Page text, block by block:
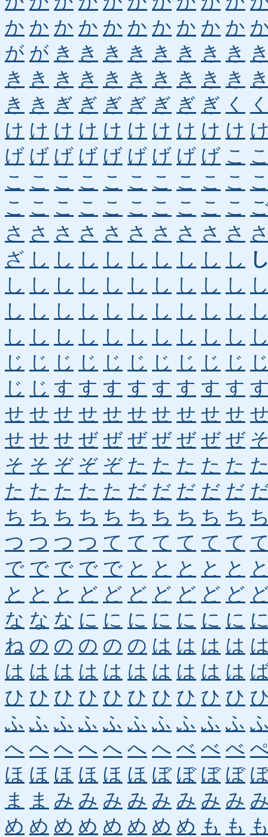
か か か か か か か か か か
が が き き き き き き き き
き き き き き き き き き き
き き ぎ ぎ ぎ ぎ ぎ ぎ ぎ く
け け け け け け け け け け
げ げ げ げ げ げ げ げ げ こ
こ こ こ こ こ こ こ こ こ こ
こ こ こ こ こ こ こ こ こ こ
さ さ さ さ さ さ さ さ さ さ
ざ し し し し し し し し し
し し し し し し し し し し
し し し し し し し し し し
し し し し し し し し し し
じ じ じ じ じ じ じ じ じ じ
じ じ す す す す す す す す
せ せ せ せ せ せ せ せ せ せ
せ せ せ ぜ ぜ ぜ ぜ ぜ ぜ ぜ
そ そ ぞ ぞ ぞ た た た た た
た た た た た だ だ だ だ だ
ち ち ち ち ち ち ち ち ち ち
つ つ つ つ て て て て て て
で で で で で と と と と と
と と と ど ど ど ど ど ど ど
な な な に に に に に に に
ね の の の の の は は は は
は は は は は は は は は は
ひ ひ ひ ひ ひ ひ ひ ひ ひ ひ
ふ ふ ふ ふ ふ ふ ふ ふ ふ ふ
へ へ へ へ へ へ へ べ べ べ
ほ ほ ほ ほ ほ ほ ぼ ぼ ぼ ぼ
ま
ま み み み み み み み み
め め め め め め め め も も